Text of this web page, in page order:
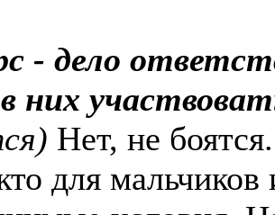
- дело
них
Нет, не боятся.
для мальчиков